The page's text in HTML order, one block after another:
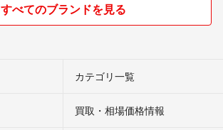
すべてのブランドを見る
カテゴリ一覧
買取・相場価格情報